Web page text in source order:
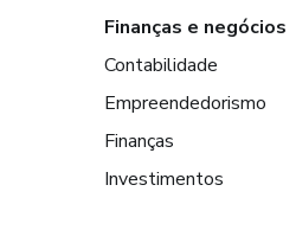
Finanças e negócios
Contabilidade
Empreendedorismo
Finanças
Investimentos